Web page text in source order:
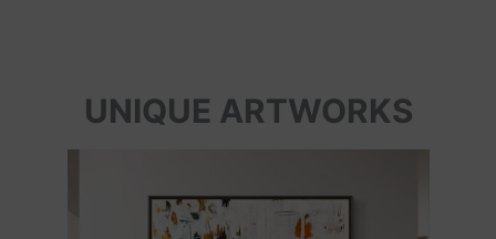
UNIQUE ARTWORKS